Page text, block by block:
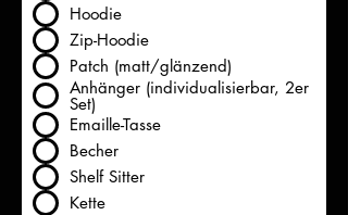
e
l
d
Hoodie
Zip-Hoodie
Patch (matt/glänzend)
Anhänger (individualisierbar, 2er
Set)
Emaille-Tasse
Becher
Shelf Sitter
Kette